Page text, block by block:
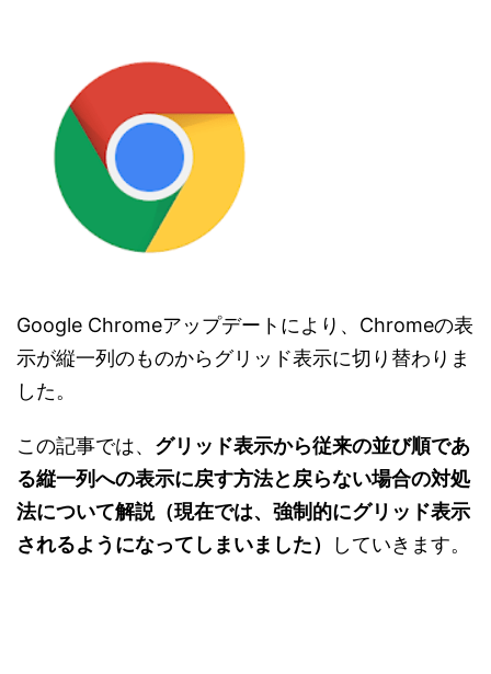
Google Chromeアップデートにより、Chromeの表
示が縦一列のものからグリッド表示に切り替わりま
した。
この記事では、 グリッド表示から従来の並び順であ
る縦一列への表示に戻す方法と戻らない場合の対処
法について解説（現在では、強制的にグリッド表示
されるようになってしまいました）
していきます。